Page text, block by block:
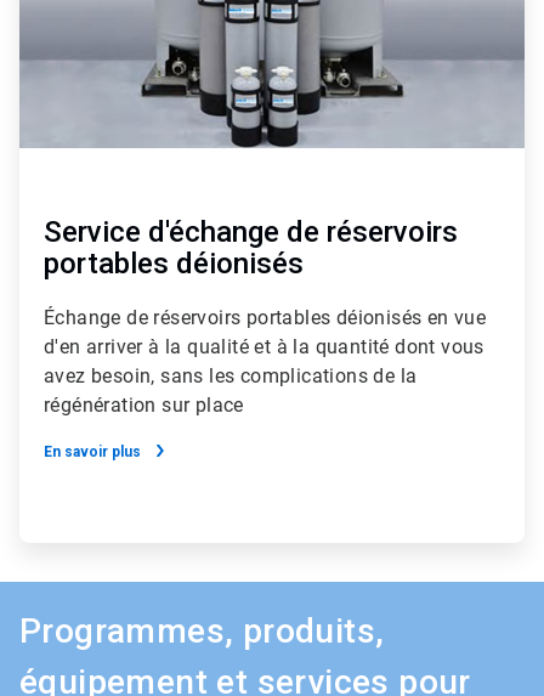
Service d'échange de réservoirs
portables déionisés
Échange de réservoirs portables déionisés en vue
d'en arriver à la qualité et à la quantité dont vous
avez besoin, sans les complications de la
régénération sur place
En savoir plus
Programmes, produits,
équipement et services pour